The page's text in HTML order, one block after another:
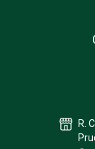
R.